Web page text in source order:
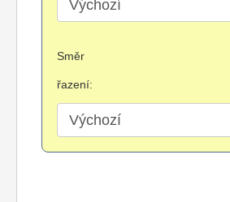
Směr
řazení: